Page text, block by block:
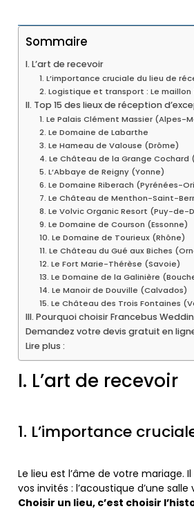
Sommaire
I. L’art de recevoir
1. L’importance cruciale du lieu de
2. Logistique et transport : Le
II. Top 15 des lieux de réception
1. Le Palais Clément Massier (Alpes-
2. Le Domaine de Labarthe
3. Le Hameau de Valouse (Drôme)
4. Le Château de la Grange Cochard
5. L’Abbaye de Reigny (Yonne)
6. Le Domaine Riberach (Pyrénées-
7. Le Château de Menthon-Saint-
8. Le Volvic Organic Resort (Puy-de-
9. Le Domaine de Courson (Essonne)
10. Le Domaine de Tourieux (Rhône)
11. Le Château du Gué aux Biches
12. Le Fort Marie-Thérèse (Savoie)
13. Le Domaine de la Galinière
14. Le Manoir de Douville (Calvados)
15. Le Château des Trois Fontaines
III. Pourquoi choisir Francebus
Demandez votre devis gratuit en
Lire plus :
I. L’art de recevoir
1. L’importance
Le lieu est l’âme de votre mariage.
vos invités : l’acoustique d’une
Choisir un lieu, c’est choisir